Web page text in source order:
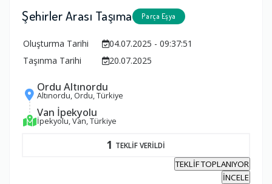
Şehirler Arası Taşıma Parça Eşya
Oluşturma Tarihi
04.07.2025 - 09:37:51
Taşınma Tarihi
20.07.2025
Ordu Altınordu
Altınordu, Ordu, Türkiye
Van İpekyolu
İpekyolu, Van, Türkiye
1 TEKLİF VERİLDİ
TEKLİF TOPLANIYOR
İNCELE